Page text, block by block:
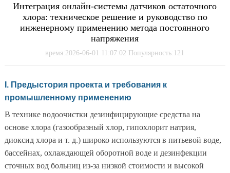
Интеграция онлайн-системы датчиков остаточного
хлора: техническое решение и руководство по
инженерному применению метода постоянного
напряжения
время:2026-06-01 11:07:02 Популярность:121
I. Предыстория проекта и требования к
промышленному применению
В технике водоочистки дезинфицирующие средства на
основе хлора (газообразный хлор, гипохлорит натрия,
диоксид хлора и т. д.) широко используются в питьевой воде,
бассейнах, охлаждающей оборотной воде и дезинфекции
сточных вод больниц из-за низкой стоимости и высокой